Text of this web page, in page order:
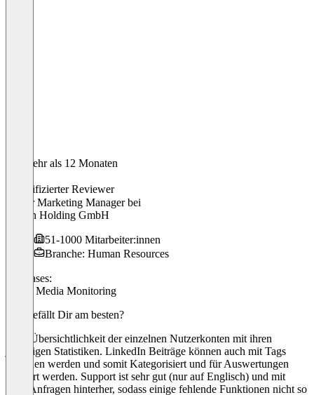
Vor mehr als 12 Monaten
Verifizierter Reviewer
Senior Marketing Managerbei
Orizon Holding GmbH
51-1000 Mitarbeiter:innen
Branche: Human Resources
Use cases:
Social Media Monitoring
Was gefällt Dir am besten?
Gute Übersichtlichkeit der einzelnen Nutzerkonten mit ihren
jeweiligen Statistiken. LinkedIn Beiträge können auch mit Tags
versehen werden und somit Kategorisiert und für Auswertungen
gefiltert werden. Support ist sehr gut (nur auf Englisch) und mit
allen Anfragen hinterher, sodass einige fehlende Funktionen nicht so